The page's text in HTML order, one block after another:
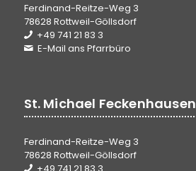
Ferdinand-Reitze-Weg 3
78628 Rottweil-Göllsdorf
+49 741 21 83 3
E-Mail ans Pfarrbüro
St. Michael Feckenhausen
Ferdinand-Reitze-Weg 3
78628 Rottweil-Göllsdorf